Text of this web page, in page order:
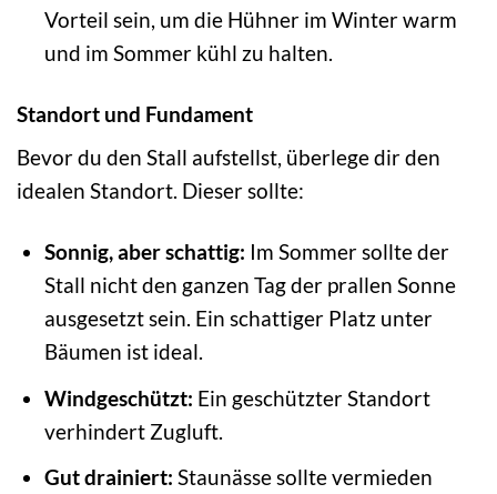
Vorteil sein, um die Hühner im Winter warm
und im Sommer kühl zu halten.
Standort und Fundament
Bevor du den Stall aufstellst, überlege dir den
idealen Standort. Dieser sollte:
Sonnig, aber schattig: Im Sommer sollte der
Stall nicht den ganzen Tag der prallen Sonne
ausgesetzt sein. Ein schattiger Platz unter
Bäumen ist ideal.
Windgeschützt: Ein geschützter Standort
verhindert Zugluft.
Gut drainiert: Staunässe sollte vermieden